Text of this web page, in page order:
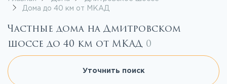
Дома до 40 км от МКАД
Частные дома на Дмитровском
шоссе до 40 км от МКАД 0
Уточнить поиск